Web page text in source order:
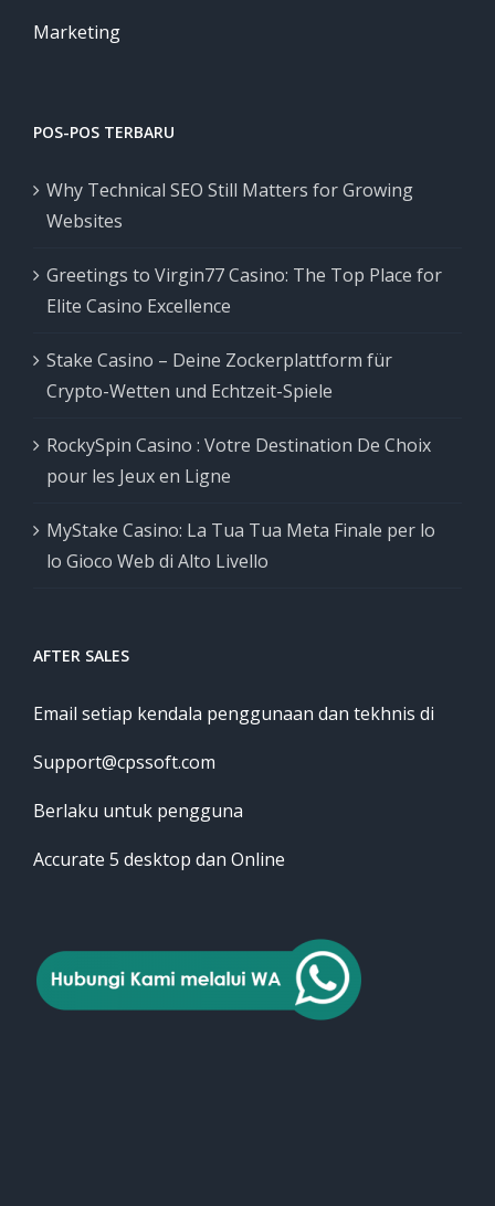
Marketing
POS-POS TERBARU
Why Technical SEO Still Matters for Growing
Websites
Greetings to Virgin77 Casino: The Top Place for
Elite Casino Excellence
Stake Casino – Deine Zockerplattform für
Crypto-Wetten und Echtzeit-Spiele
RockySpin Casino : Votre Destination De Choix
pour les Jeux en Ligne
MyStake Casino: La Tua Tua Meta Finale per lo
lo Gioco Web di Alto Livello
AFTER SALES
Email setiap kendala penggunaan dan tekhnis di
Support@cpssoft.com
Berlaku untuk pengguna
Accurate 5 desktop dan Online